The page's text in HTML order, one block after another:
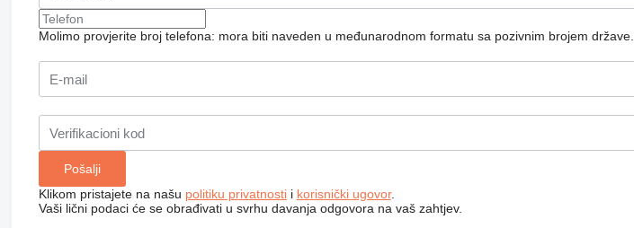
Molimo provjerite broj telefona: mora biti naveden u međunarodnom formatu sa pozivnim brojem države.
Klikom pristajete na našu politiku privatnostii korisnički ugovor.
Vaši lični podaci će se obrađivati ​​u svrhu davanja odgovora na vaš zahtjev.